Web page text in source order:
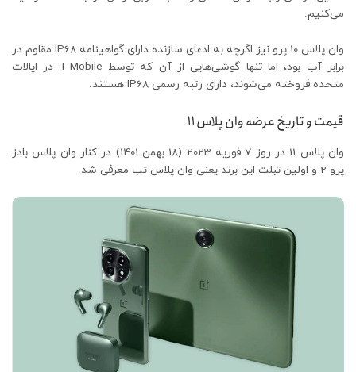
می‌کنیم.
وان پلاس 10 پرو نیز اگرچه به ادعای سازنده دارای گواهینامه IP68 مقاوم در
برابر آب بود، اما تنها گوشی‌هایی از آن که توسط T-Mobile در ایالات
متحده فروخته می‌شوند، دارای رتبه رسمی IP68 هستند.
قیمت و تاریخ عرضه وان پلاس 11
وان پلاس 11 در روز 7 فوریه 2023 (18 بهمن 1401) در کنار وان پلاس بادز
پرو 2 و اولین تبلت این برند یعنی وان پلاس تب معرفی شد.